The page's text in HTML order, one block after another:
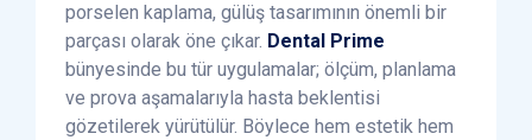
porselen kaplama, gülüş tasarımının önemli bir
parçası olarak öne çıkar. Dental Prime
bünyesinde bu tür uygulamalar; ölçüm, planlama
ve prova aşamalarıyla hasta beklentisi
gözetilerek yürütülür. Böylece hem estetik hem